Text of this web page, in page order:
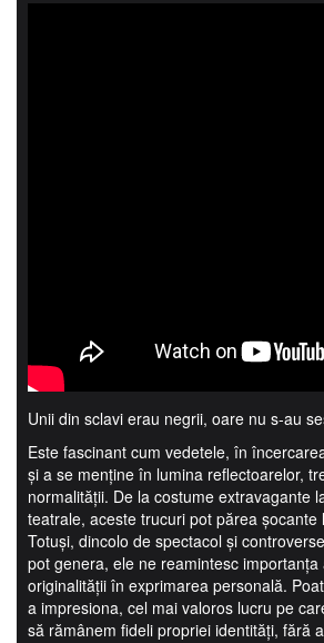
Unii din sclavi erau negrii, oare nu s-au
Este fascinant cum vedetele, în
și a se menține în lumina reflectoarelor,
normalității. De la costume extravagante
teatrale, aceste trucuri pot părea șocante
Totuși, dincolo de spectacol și
pot genera, ele ne reamintesc importanța
originalității în exprimarea personală.
a impresiona, cel mai valoros lucru pe
să rămânem fideli propriei identități, fără